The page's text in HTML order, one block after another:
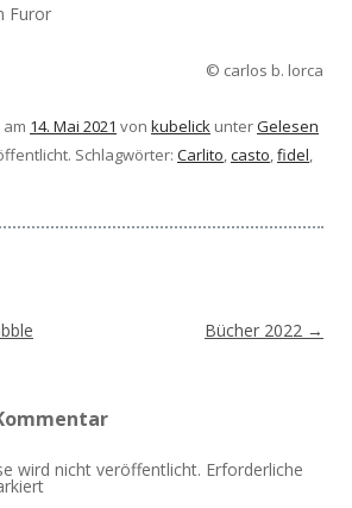
Furor
© carlos b. lorca
14. Mai 2021 von kubelick unterGelesen
Schlagwörter: Carlito,casto,fidel,
Bücher 2022 →
wird nicht veröffentlicht. Erforderliche